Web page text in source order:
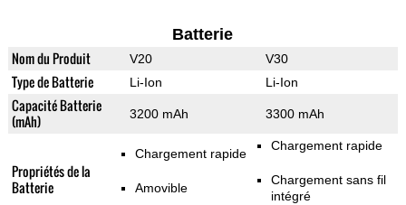
Batterie
Nom du Produit V20 V30
Type de Batterie Li-Ion Li-Ion
Capacité Batterie
(mAh)
3200 mAh 3300 mAh
Propriétés de la
Batterie
Chargement rapide
Amovible
Chargement rapide
Chargement sans fil
intégré